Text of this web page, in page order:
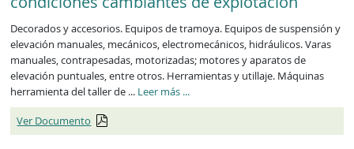
Decorados y accesorios. Equipos de tramoya. Equipos de suspensión y
elevación manuales, mecánicos, electromecánicos, hidráulicos. Varas
manuales, contrapesadas, motorizadas; motores y aparatos de
elevación puntuales, entre otros. Herramientas y utillaje. Máquinas
herramienta del taller de ... Leer más ECP1720_3
...
Ver Documento